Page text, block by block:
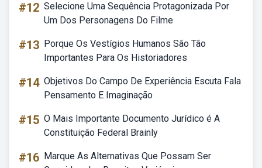
#12 Selecione Uma Sequência Protagonizada Por
Um Dos Personagens Do Filme
#13 Porque Os Vestígios Humanos São Tão
Importantes Para Os Historiadores
#14 Objetivos Do Campo De Experiência Escuta Fala
Pensamento E Imaginação
#15 O Mais Importante Documento Jurídico é A
Constituição Federal Brainly
#16 Marque As Alternativas Que Possam Ser